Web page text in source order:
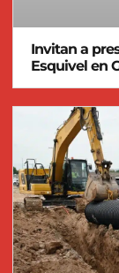
Invitan a
Esquivel en